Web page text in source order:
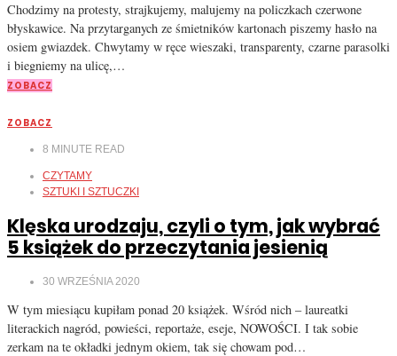
Chodzimy na protesty, strajkujemy, malujemy na policzkach czerwone
błyskawice. Na przytarganych ze śmietników kartonach piszemy hasło na
osiem gwiazdek. Chwytamy w ręce wieszaki, transparenty, czarne parasolki
i biegniemy na ulicę,…
ZOBACZ
ZOBACZ
8 MINUTE READ
CZYTAMY
SZTUKI I SZTUCZKI
Klęska urodzaju, czyli o tym, jak wybrać
5 książek do przeczytania jesienią
30 WRZEŚNIA 2020
W tym miesiącu kupiłam ponad 20 książek. Wśród nich – laureatki
literackich nagród, powieści, reportaże, eseje, NOWOŚCI. I tak sobie
zerkam na te okładki jednym okiem, tak się chowam pod…